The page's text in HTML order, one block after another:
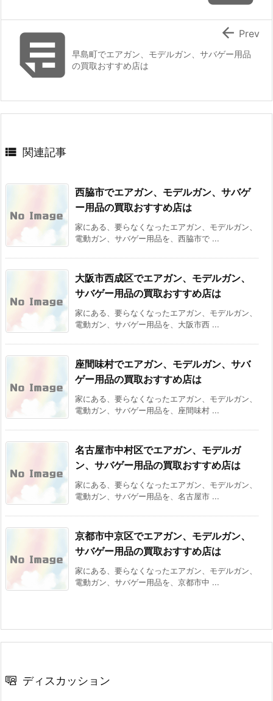
早島町でエアガン、モデルガン、サバゲー用品
の買取おすすめ店は
 Prev
 関連記事
西脇市でエアガン、モデルガン、サバゲ
ー用品の買取おすすめ店は
家にある、要らなくなったエアガン、モデルガン、
電動ガン、サバゲー用品を、西脇市で ...
大阪市西成区でエアガン、モデルガン、
サバゲー用品の買取おすすめ店は
家にある、要らなくなったエアガン、モデルガン、
電動ガン、サバゲー用品を、大阪市西 ...
座間味村でエアガン、モデルガン、サバ
ゲー用品の買取おすすめ店は
家にある、要らなくなったエアガン、モデルガン、
電動ガン、サバゲー用品を、座間味村 ...
名古屋市中村区でエアガン、モデルガ
ン、サバゲー用品の買取おすすめ店は
家にある、要らなくなったエアガン、モデルガン、
電動ガン、サバゲー用品を、名古屋市 ...
京都市中京区でエアガン、モデルガン、
サバゲー用品の買取おすすめ店は
家にある、要らなくなったエアガン、モデルガン、
電動ガン、サバゲー用品を、京都市中 ...
ディスカッション